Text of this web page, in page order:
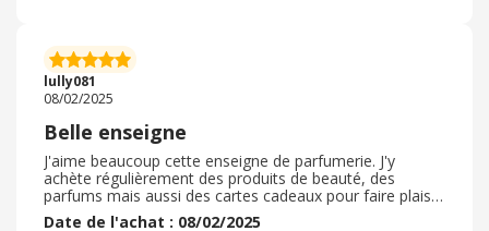
eu besoin de retourner ma commande. Je recommande
donc très fortement l'achat de carte cadeau beauty
success par Ebuyclub. Allez-y les yeux fermés !
lully081
08/02/2025
Belle enseigne
J'aime beaucoup cette enseigne de parfumerie. J'y
achète régulièrement des produits de beauté, des
parfums mais aussi des cartes cadeaux pour faire plaisir
et gâter mes proches en toute occasion. Je vais
Date de l'achat : 08/02/2025